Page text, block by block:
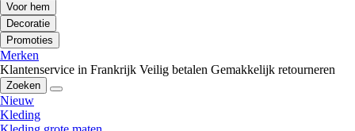
Voor hem
Decoratie
Promoties
Merken
Klantenservice in Frankrijk Veilig betalen Gemakkelijk retourneren
Zoeken
Nieuw
Kleding